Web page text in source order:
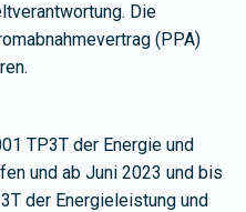
Die
(PPA)
TP3T der Energie und
und ab Juni 2023 und bis
der Energieleistung und